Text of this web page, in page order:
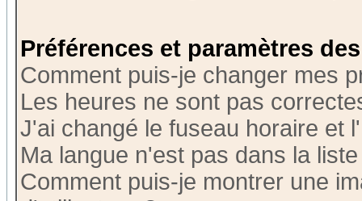
Préférences et paramètres
Comment puis-je changer mes
Les heures ne sont pas
J'ai changé le fuseau horaire et
Ma langue n'est pas dans la
Comment puis-je montrer une